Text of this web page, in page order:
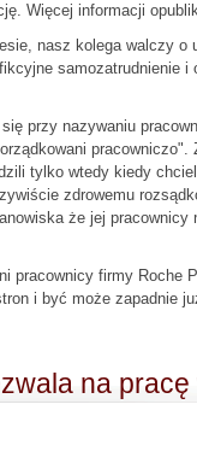
Więcej informacji
nasz kolega walczy o
samozatrudnienie
przy nazywaniu
tylko wtedy kiedy
zdrowemu
że jej
pracownicy firmy Roche
i być może zapadnie
na